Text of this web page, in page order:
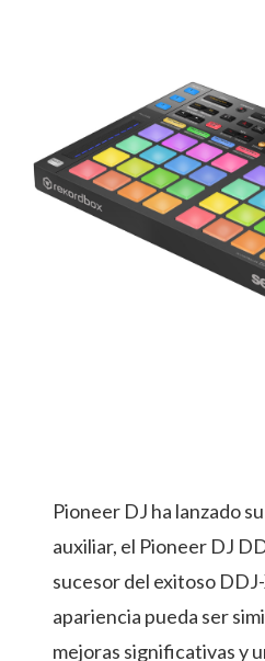
Pioneer DJ ha lanzado
auxiliar, el Pioneer DJ
sucesor del exitoso
apariencia pueda ser
mejoras significativas y